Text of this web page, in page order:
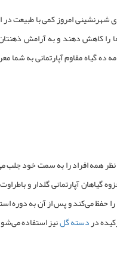
امروز کمی با طبیعت در
را کاهش دهند و به آرامش
مقاوم آپارتمانی به شما
همه افراد را به سمت خود جلب
گیاهان آپارتمانی گلدارو
و زیبا باقی بماند. شکوفه‌های ارکیده تا 10 هفته دوام
دردسته گلنیز استفاده